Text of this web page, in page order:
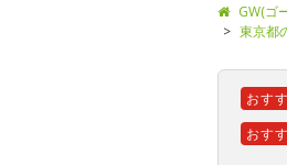
GW(ゴ
東京都
おす
おす